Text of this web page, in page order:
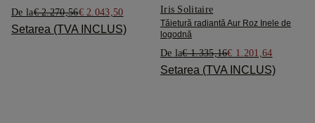
De la€ 2.270,56€ 2.043,50
Setarea (TVA INCLUS)
Iris Solitaire
Tăietură radiantă Aur Roz Inele de
logodnă
De la€ 1.335,16€ 1.201,64
Setarea (TVA INCLUS)